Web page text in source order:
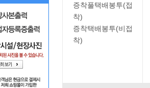
증착풀택배봉투(접
착)
증착택배봉투(비접
착)